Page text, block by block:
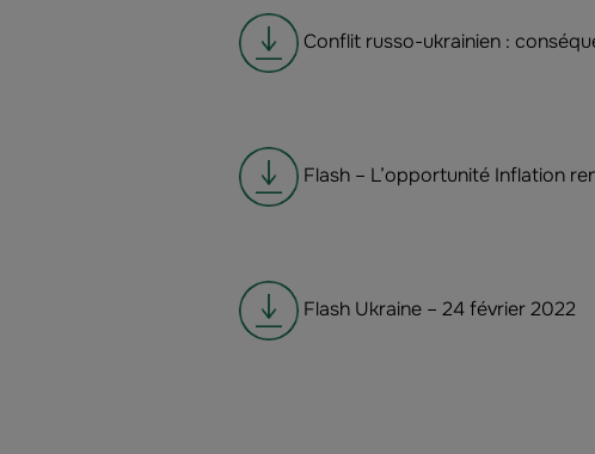
Conflit russo-ukrainien :
Flash – L’opportunité Inflation
Flash Ukraine – 24 février 2022